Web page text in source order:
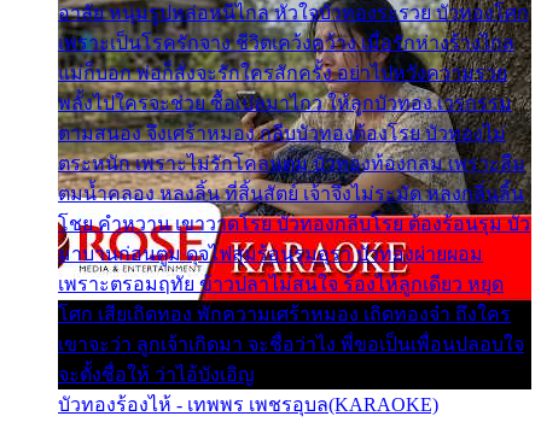
อาลัย หนุ่มรูปหล่อหนีไกล หัวใจบัวทองระรวย บัวทองโศก
เพราะเป็นโรครักจาง ชีวิตเคว้งคว้าง เมื่อรักห่างร้างไกล
แม่ก็บอก พ่อก็สั่งจะรักใครสักครั้ง อย่าไปหวังความรวย
พลั้งไปใครจะช่วย ซื้อเปลมาไกว ให้ลูกบัวทอง เวรกรรม
ตามสนอง จึงเศร้าหมอง กลีบบัวทองต้องโรย บัวทองไม่
ตระหนัก เพราะไม่รักโคลนตม บัวทองท้องกลม เพราะลืม
ตมน้ำคลอง หลงลิ้น ที่สิ้นสัตย์ เจ้าจึงไม่ระมัด หลงกลิ่นลิ้น
โชย คำหวาน เขาวาดโรย บัวทองกลีบโรย ต้องร้อนรุม บัว
มาบานก่อนตูม ดุจไฟสุมร้อนรุมอุรา บัวทองผ่ายผอม
เพราะตรอมฤทัย ข้าวปลาไม่สนใจ ร้องไห้ลูกเดียว หยุด
โศก เสียเถิดทอง พักความเศร้าหมอง เถิดทองจ๋า ถึงใคร
เขาจะว่า ลูกเจ้าเกิดมา จะชื่อว่าไง พี่ขอเป็นเพื่อนปลอบใจ
จะตั้งชื่อให้ ว่าไอ้บังเอิญ
บัวทองร้องไห้ - เทพพร เพชรอุบล(KARAOKE)